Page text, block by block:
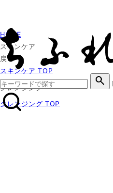
search
HOME
スキンケア
戻る
スキンケア TOP
クレンジング
クレンジング TOP